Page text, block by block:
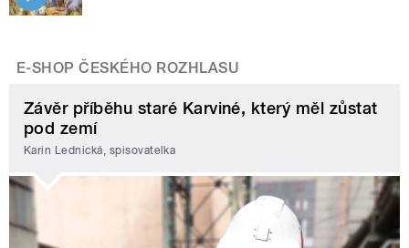
E-SHOP ČESKÉHO ROZHLASU
Závěr příběhu staré Karviné, který měl zůstat
pod zemí
Karin Lednická, spisovatelka